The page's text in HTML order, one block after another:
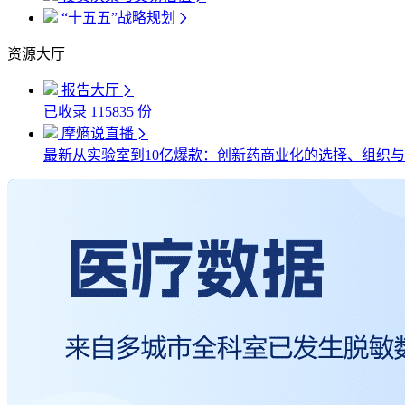
“十五五”战略规划
资源大厅
报告大厅
已收录 115835 份
摩熵说直播
最新从实验室到10亿爆款：创新药商业化的选择、组织